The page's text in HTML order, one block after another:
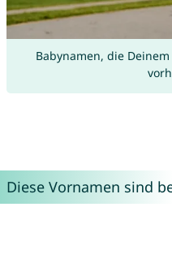
Babynamen, die
Diese Vornamen sind